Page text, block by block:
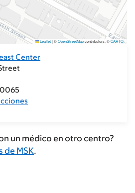
Center
Leaflet|©OpenStreetMapcontributors; ©CARTO.
un médico en otro centro?
de MSK.